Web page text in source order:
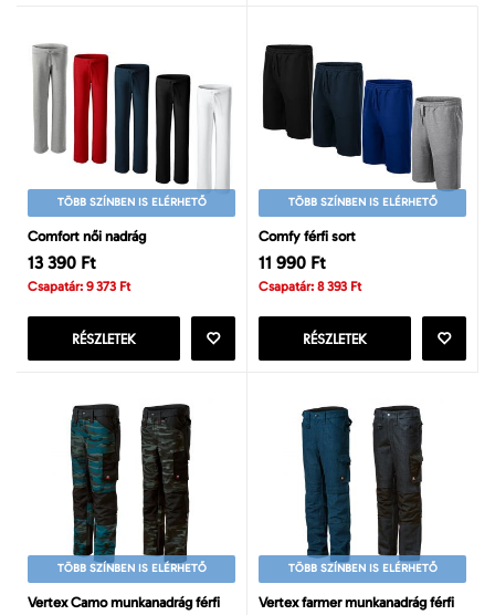
TÖBB SZÍNBEN IS ELÉRHETŐ
Comfort női nadrág
13 390 Ft
Csapatár: 9 373 Ft
RÉSZLETEK
TÖBB SZÍNBEN IS ELÉRHETŐ
Comfy férfi sort
11 990 Ft
Csapatár: 8 393 Ft
RÉSZLETEK
TÖBB SZÍNBEN IS ELÉRHETŐ
Vertex Camo munkanadrág férfi
TÖBB SZÍNBEN IS ELÉRHETŐ
Vertex farmer munkanadrág férfi